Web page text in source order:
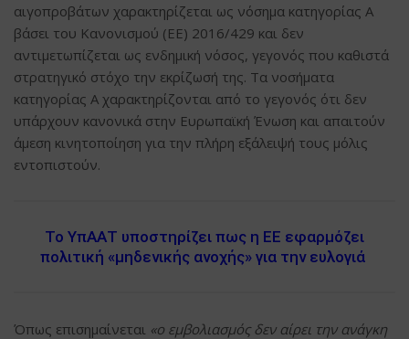
αιγοπροβάτων χαρακτηρίζεται ως νόσημα κατηγορίας Α
βάσει του Κανονισμού (ΕΕ) 2016/429 και δεν
αντιμετωπίζεται ως ενδημική νόσος, γεγονός που καθιστά
στρατηγικό στόχο την εκρίζωσή της. Τα νοσήματα
κατηγορίας Α χαρακτηρίζονται από το γεγονός ότι δεν
υπάρχουν κανονικά στην Ευρωπαϊκή Ένωση και απαιτούν
άμεση κινητοποίηση για την πλήρη εξάλειψή τους μόλις
εντοπιστούν.
Το ΥπΑΑΤ υποστηρίζει πως η ΕΕ εφαρμόζει
πολιτική «μηδενικής ανοχής» για την ευλογιά
Όπως επισημαίνεται «ο εμβολιασμός δεν αίρει την ανάγκη